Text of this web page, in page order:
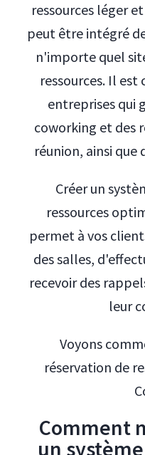
ressources léger
peut être intégré
n'importe quel
ressources. Il
entreprises qui
coworking et des
réunion, ainsi que
Créer un
ressources
permet à vos
des salles,
recevoir des
leur
Voyons
réservation de
Comment
un